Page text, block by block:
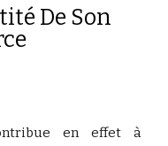
De Son
en effet à